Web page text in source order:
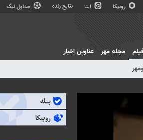
روبیکا ایتا نتایج زنده جداول لیگ
مجله مهر عناوین اخبار